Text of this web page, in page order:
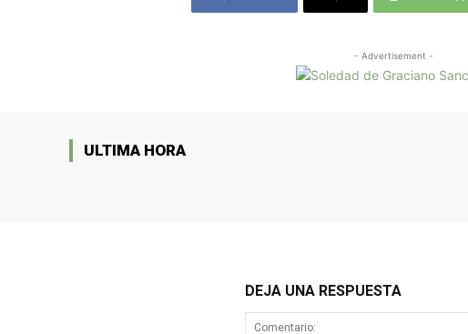
- Advertisement -
ULTIMA HORA
DEJA UNA RESPUESTA